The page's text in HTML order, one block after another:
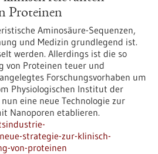
Proteinen
Aminosäure-Sequenzen,
und Medizin grundlegend ist.
werden. Allerdings ist die so
von Proteinen teuer und
Forschungsvorhaben um
Physiologischen Institut der
eine neue Technologie zur
Nanoporen etablieren.
strategie-zur-klinisch-
von-proteinen